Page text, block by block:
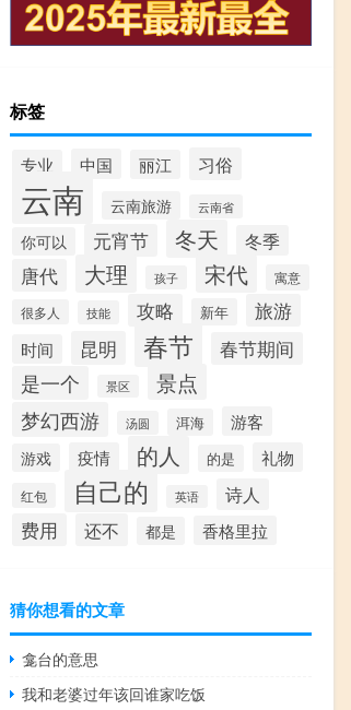
标签
专业 中国 丽江 习俗
云南 云南旅游 云南省
你可以 元宵节 冬天 冬季
唐代 大理 孩子 宋代 寓意
很多人 技能 攻略 新年 旅游
时间 昆明 春节 春节期间
是一个 景区 景点
梦幻西游 汤圆 洱海 游客
游戏 疫情 的人 的是 礼物
红包 自己的 英语 诗人
费用 还不 都是 香格里拉
猜你想看的文章
龛台的意思
我和老婆过年该回谁家吃饭